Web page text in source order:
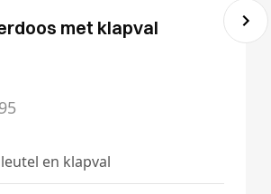
met klapval
en klapval